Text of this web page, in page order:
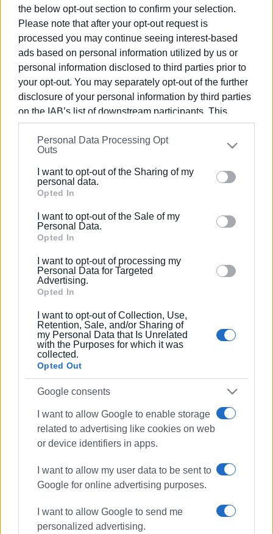
the below opt-out section to confirm your selection.
Please note that after your opt-out request is
processed you may continue seeing interest-based
ads based on personal information utilized by us or
personal information disclosed to third parties prior to
your opt-out. You may separately opt-out of the further
disclosure of your personal information by third parties
on the IAB’s list of downstream participants. This
information may also be disclosed by us to third parties
on theIAB’s List of Downstream Participants
that may
further disclose it to other third parties.
Please note that this website/app uses one or more
Google services and may gather and store information
behaviour. You may click to grant or deny consent to
Google and its third-party tags to use your data for
section.
Personal Data Processing Opt
Outs
I want to opt-out of the Sharing of my
personal data.
Opted In
I want to opt-out of the Sale of my
Personal Data.
Opted In
I want to opt-out of processing my
Personal Data for Targeted
Advertising.
Opted In
I want to opt-out of Collection, Use,
Retention, Sale, and/or Sharing of
my Personal Data that Is Unrelated
with the Purposes for which it was
collected.
Opted Out
Google consents
I want to allow Google to enable storage
related to advertising like cookies on web
or device identifiers in apps.
I want to allow my user data to be sent to
Google for online advertising purposes.
I want to allow Google to send me
personalized advertising.
Οι παραβάτες της παρούσας, διώκονται και
τιμωρούνται, σύμφωνα με τις κείμενες διατάξεις του Ν.
2696/99 ΄΄ Περί κυρώσεως του κώδικα Οδικής
Κυκλοφορίας ΄, η δε εφαρμογή της ανατίθεται στο
Τμήμα Τροχαίας Κέρκυρας.
ΦΩΤΟ ΑΡΧΕΙΟΥ
Εμφανίσεις: 76